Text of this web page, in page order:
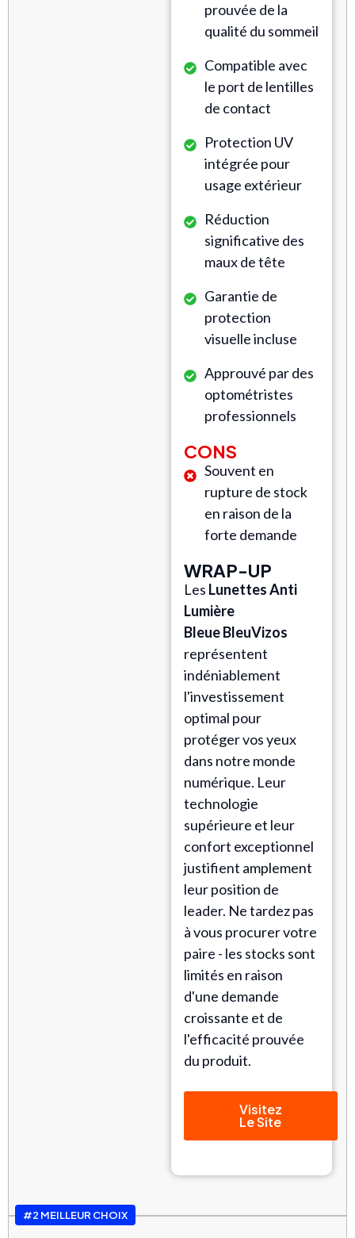
prouvée de la
qualité du sommeil
Compatible avec
le port de lentilles
de contact
Protection UV
intégrée pour
usage extérieur
Réduction
significative des
maux de tête
Garantie de
protection
visuelle incluse
Approuvé par des
optométristes
professionnels
CONS
Souvent en
rupture de stock
en raison de la
forte demande
WRAP-UP
Les Lunettes Anti
Lumière
BleueBleuVizos
représentent
indéniablement
l'investissement
optimal pour
protéger vos yeux
dans notre monde
numérique. Leur
technologie
supérieure et leur
confort exceptionnel
justifient amplement
leur position de
leader. Ne tardez pas
à vous procurer votre
paire - les stocks sont
limités en raison
d'une demande
croissante et de
l'efficacité prouvée
du produit.
Visitez
Le Site
#2 MEILLEUR CHOIX